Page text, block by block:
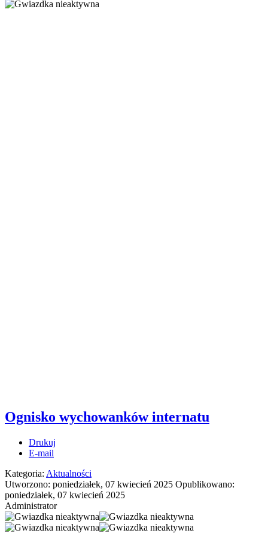
Ognisko wychowanków internatu
Drukuj
E-mail
Kategoria: Aktualności
Utworzono: poniedziałek, 07 kwiecień 2025 Opublikowano:
poniedziałek, 07 kwiecień 2025
Administrator